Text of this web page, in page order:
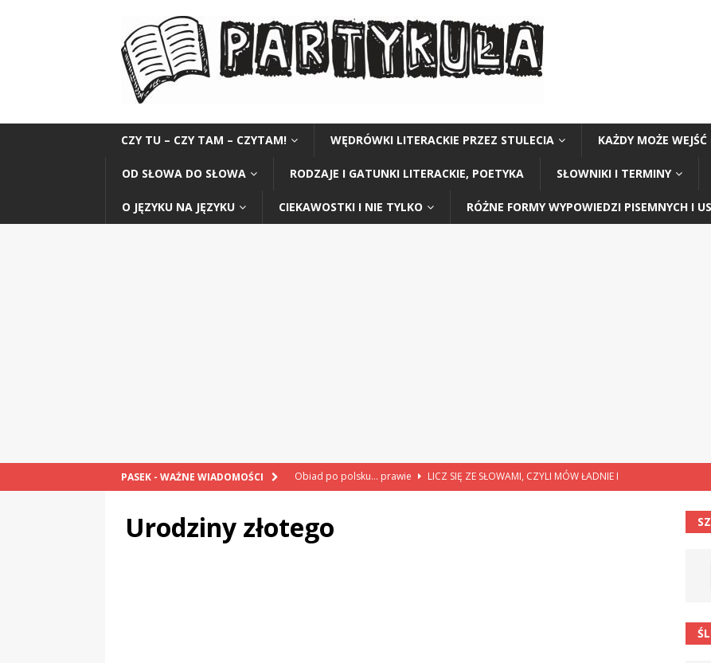
CZY TU – CZY TAM – CZYTAM! WĘDRÓWKI LITERACKIE PRZEZ STULECIA KAŻDY MOŻE
OD SŁOWA DO SŁOWA RODZAJE I GATUNKI LITERACKIE, POETYKA SŁOWNIKI I TERMINY
O JĘZYKU NA JĘZYKU CIEKAWOSTKI I NIE TYLKO RÓŻNE FORMY WYPOWIEDZI PISEMNYCH I
PASEK - WAŻNE WIADOMOŚCI Obiad po polsku… prawie
LICZ SIĘ ZE SŁOWAMI, CZYLI MÓW ŁADNIE I
„Kompania 1114”
Urodziny złotego